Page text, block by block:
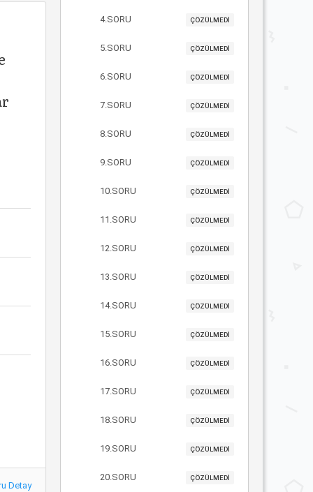
Detay
4.SORU ÇÖZÜLMEDİ
5.SORU ÇÖZÜLMEDİ
6.SORU ÇÖZÜLMEDİ
7.SORU ÇÖZÜLMEDİ
8.SORU ÇÖZÜLMEDİ
9.SORU ÇÖZÜLMEDİ
10.SORU ÇÖZÜLMEDİ
11.SORU ÇÖZÜLMEDİ
12.SORU ÇÖZÜLMEDİ
13.SORU ÇÖZÜLMEDİ
14.SORU ÇÖZÜLMEDİ
15.SORU ÇÖZÜLMEDİ
16.SORU ÇÖZÜLMEDİ
17.SORU ÇÖZÜLMEDİ
18.SORU ÇÖZÜLMEDİ
19.SORU ÇÖZÜLMEDİ
20.SORU ÇÖZÜLMEDİ